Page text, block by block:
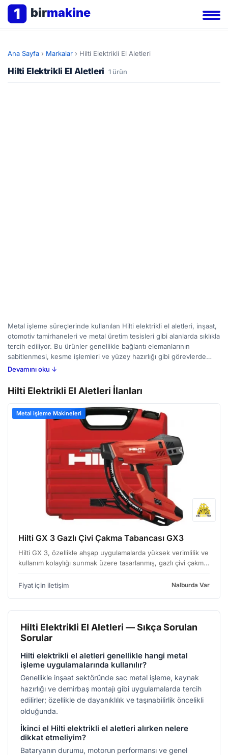
1 birmakine
Ana Sayfa › Markalar › Hilti Elektrikli El Aletleri
Hilti Elektrikli El Aletleri 1 ürün
Metal işleme süreçlerinde kullanılan Hilti elektrikli el aletleri, inşaat,
otomotiv tamirhaneleri ve metal üretim tesisleri gibi alanlarda sıklıkla
tercih ediliyor. Bu ürünler genellikle bağlantı elemanlarının
sabitlenmesi, kesme işlemleri ve yüzey hazırlığı gibi görevlerde
kullanılıyor. Dayanıklılıkları ve uzun ömürlü yapılarıyla bilinen Hilti
performans gerektiren uygulamalarda güvenilirlik sunar.
BirMakine'de yayınlanan ilanları inceleyerek, farklı modellerin ve
fiyat aralıklarının karşılaştırmasını yapabilir, ihtiyaçlarınıza uygun bir
Hilti elektrikli el aleti bulabilirsiniz. Kullanım amacı, motor gücü ve
ergonomi gibi özelliklere dikkat ederek seçim yapmak, iş
Devamını oku ↓
Hilti Elektrikli El Aletleri İlanları
Metal işleme Makineleri
Hilti GX 3 Gazlı Çivi Çakma Tabancası GX3
Hilti GX 3, özellikle ahşap uygulamalarda yüksek verimlilik ve
kullanım kolaylığı sunmak üzere tasarlanmış, gazlı çivi çakma
yorgunluğunu azaltırken, güçlü performansı …
Fiyat için iletişim Nalburda Var
Hilti Elektrikli El Aletleri — Sıkça Sorulan
Sorular
Hilti elektrikli el aletleri genellikle hangi metal
işleme uygulamalarında kullanılır?
Genellikle inşaat sektöründe sac metal işleme, kaynak
hazırlığı ve demirbaş montajı gibi uygulamalarda tercih
edilirler; özellikle de dayanıklılık ve taşınabilirlik öncelikli
olduğunda.
İkinci el Hilti elektrikli el aletleri alırken nelere
dikkat etmeliyim?
Bataryanın durumu, motorun performansı ve genel